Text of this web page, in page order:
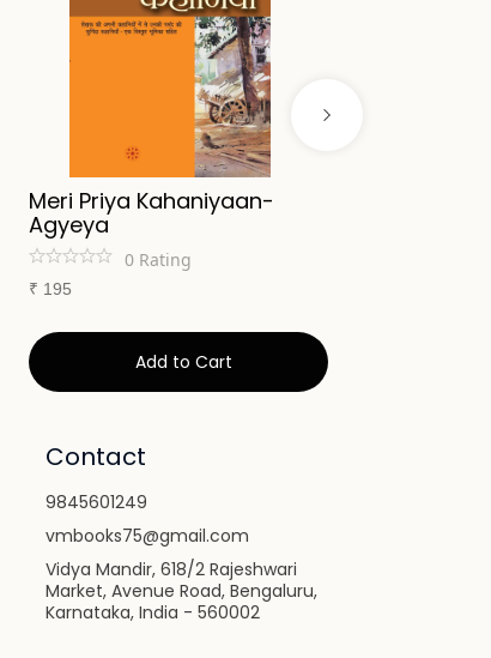
Meri Priya Kahaniyaan-
Agyeya
0 Rating
₹ 195
Add to Cart
Contact
9845601249
vmbooks75@gmail.com
Vidya Mandir, 618/2 Rajeshwari
Market, Avenue Road, Bengaluru,
Karnataka, India - 560002